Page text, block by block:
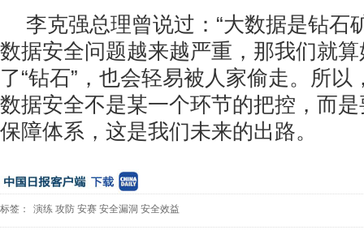
李克强总理曾说过：“大数据是钻石
数据安全问题越来越严重，那我们就
了“钻石”，也会轻易被人家偷走。所
数据安全不是某一个环节的把控，而
保障体系，这是我们未来的出路。
标签： 演练 攻防 安赛 安全漏洞 安全效益